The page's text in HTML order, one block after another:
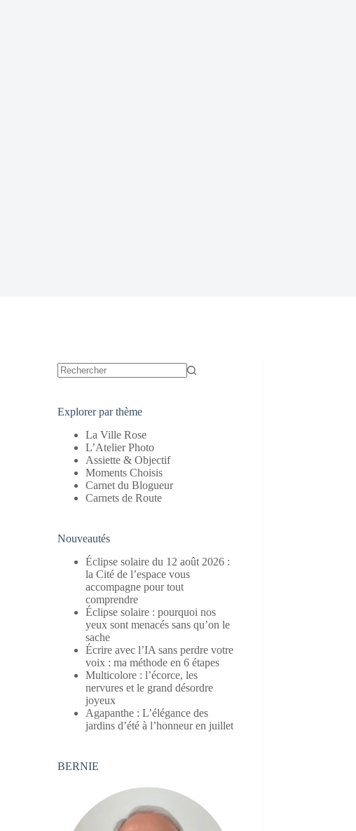
Explorer par thème
La Ville Rose
L’Atelier Photo
Assiette & Objectif
Moments Choisis
Carnet du Blogueur
Carnets de Route
Nouveautés
Éclipse solaire du 12 août 2026 :
la Cité de l’espace vous
accompagne pour tout
comprendre
Éclipse solaire : pourquoi nos
yeux sont menacés sans qu’on le
sache
Écrire avec l’IA sans perdre votre
voix : ma méthode en 6 étapes
Multicolore : l’écorce, les
nervures et le grand désordre
joyeux
Agapanthe : L’élégance des
jardins d’été à l’honneur en juillet
BERNIE